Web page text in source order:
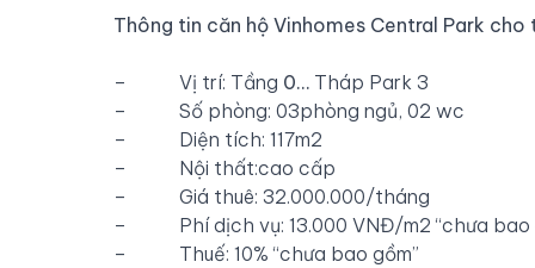
Thông tin căn hộ Vinhomes Central Park cho
– Vị trí: Tầng 0… Tháp Park 3
– Số phòng: 03phòng ngủ, 02 wc
– Diện tích: 117m2
– Nội thất:cao cấp
– Giá thuê: 32.000.000/tháng
– Phí dịch vụ: 13.000 VNĐ/m2 “chưa bao
– Thuế: 10% “chưa bao gồm”